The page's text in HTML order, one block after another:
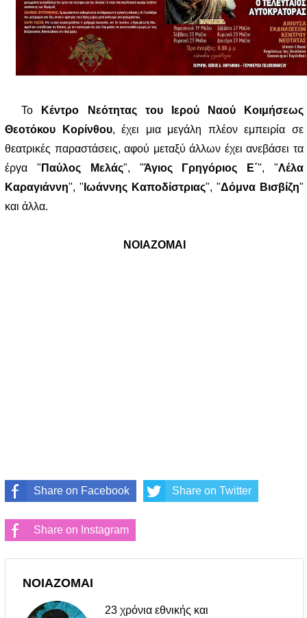
Το
Κέντρο Νεότητας του Ιερού Ναού Κοιμήσεως
Θεοτόκου Κορίνθου, έχει μια μεγάλη πλέον εμπειρία σε
θεατρικές παραστάσεις, αφού μεταξύ άλλων έχει ανεβάσει τα
έργα " Παύλος Μελάς", "Άγιος Γρηγόριος Ε΄", "Λέλα
Καραγιάννη", " Ιωάννης Καποδίστριας", "Δόμνα Βισβίζη"
και άλλα.
ΝΟΙΑΖΟΜΑΙ
Share on Facebook Share on Twitter
Share on Instagram
ΝΟΙΑΖΟΜΑΙ
23 χρόνια εθνικής και